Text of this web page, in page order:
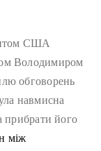
США
Володимиром
обговорень
навмисна
прибрати його
між